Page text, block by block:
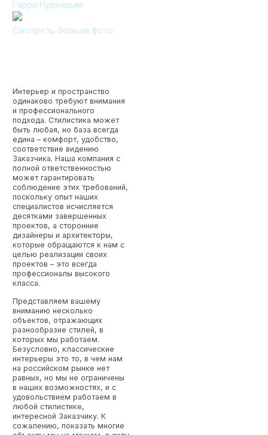
Технология по улучшенным российским нормативам
Гарри Нуриевым
Смотреть больше фото
Интерьер и пространство
одинаково требуют внимания
и профессионального
подхода. Стилистика может
быть любая, но база всегда
едина – комфорт, удобство,
соответствие видению
Заказчика. Наша компания с
полной ответственностью
может гарантировать
соблюдение этих требований,
поскольку опыт наших
специалистов исчисляется
десятками завершенных
проектов, а сторонние
дизайнеры и архитекторы,
которые обращаются к нам с
целью реализации своих
проектов – это всегда
профессионалы высокого
класса.
Представляем вашему
вниманию несколько
объектов, отражающих
разнообразие стилей, в
которых мы работаем.
Безусловно, классические
интерьеры это то, в чем нам
на российском рынке нет
равных, но мы не ограничены
в наших возможностях, и с
удовольствием работаем в
любой стилистике,
интересной Заказчику. К
сожалению, показать многие